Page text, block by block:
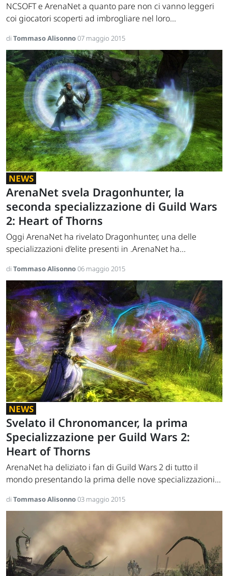
NCSOFT e ArenaNet a quanto pare non ci vanno leggeri
coi giocatori scoperti ad imbrogliare nel loro...
di Tommaso Alisonno07 maggio 2015
NEWS
ArenaNet svela Dragonhunter, la
seconda specializzazione di Guild Wars
2: Heart of Thorns
Oggi ArenaNet ha rivelato Dragonhunter, una delle
specializzazioni d’elite presenti in .ArenaNet ha...
di Tommaso Alisonno06 maggio 2015
NEWS
Svelato il Chronomancer, la prima
Specializzazione per Guild Wars 2:
Heart of Thorns
ArenaNet ha deliziato i fan di Guild Wars 2 di tutto il
mondo presentando la prima delle nove specializzazioni...
di Tommaso Alisonno03 maggio 2015